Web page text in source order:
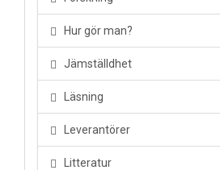
Hur gör man?
Jämställdhet
Läsning
Leverantörer
Litteratur